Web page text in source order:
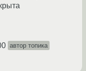
автор топика